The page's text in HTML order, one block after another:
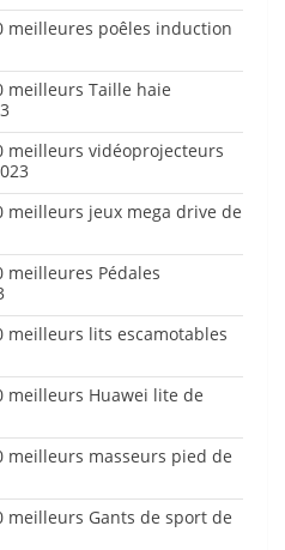
meilleures poêles induction
meilleurs Taille haie
meilleurs vidéoprojecteurs
meilleurs jeux mega drive de
meilleures Pédales
meilleurs lits escamotables
meilleurs Huawei lite de
meilleurs masseurs pied de
meilleurs Gants de sport de